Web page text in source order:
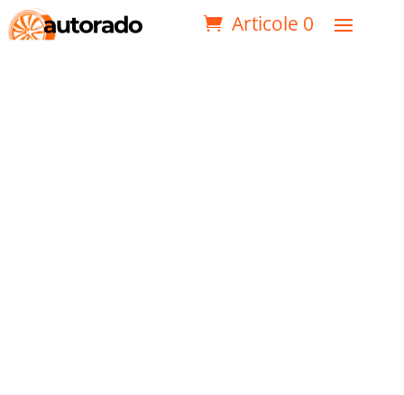
Articole 0